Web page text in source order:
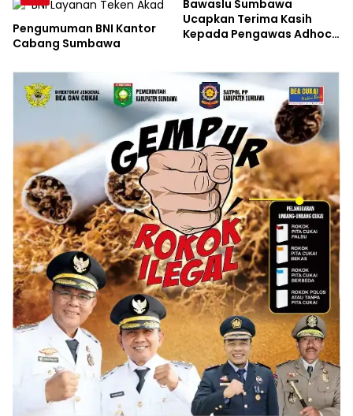
Pengumuman BNI Kantor
Cabang Sumbawa
Bawaslu Sumbawa
Ucapkan Terima Kasih
Kepada Pengawas Adhoc,
Suksesnya Pemilu Serentak
2024